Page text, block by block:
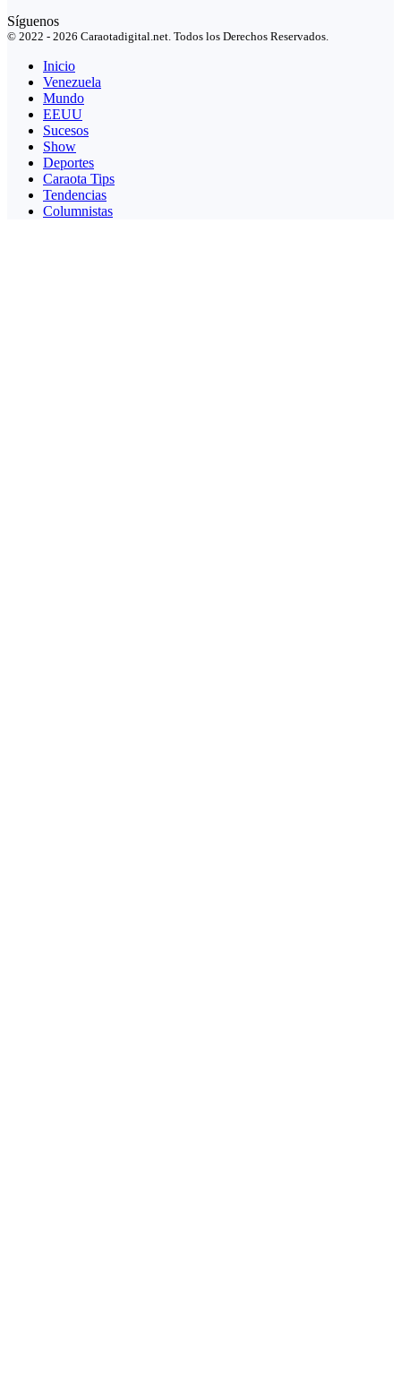
Síguenos
© 2022 - 2026 Caraotadigital.net. Todos los Derechos Reservados.
Inicio
Venezuela
Mundo
EEUU
Sucesos
Show
Deportes
Caraota Tips
Tendencias
Columnistas